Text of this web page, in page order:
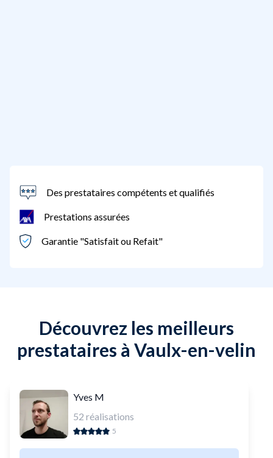
Des prestataires compétents et qualifiés
Prestations assurées
Garantie "Satisfait ou Refait"
Découvrez les meilleurs
prestataires à Vaulx-en-velin
Yves M
52 réalisations
5